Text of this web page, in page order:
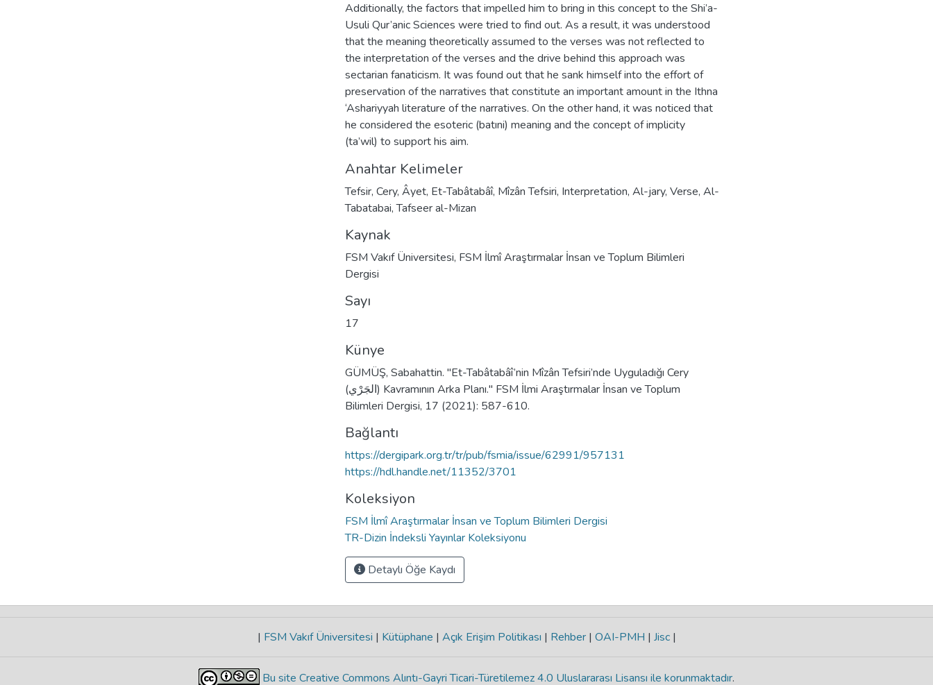
Additionally, the factors that impelled him to bring in this concept to the Shi’a-
Usuli Qur’anic Sciences were tried to find out. As a result, it was understood
that the meaning theoretically assumed to the verses was not reflected to
the interpretation of the verses and the drive behind this approach was
sectarian fanaticism. It was found out that he sank himself into the effort of
preservation of the narratives that constitute an important amount in the Ithna
‘Ashariyyah literature of the narratives. On the other hand, it was noticed that
he considered the esoteric (batıni) meaning and the concept of implicity
(ta’wil) to support his aim.
Anahtar Kelimeler
Tefsir, Cery, Âyet, Et-Tabâtabâî, Mîzân Tefsiri, Interpretation, Al-jary, Verse, Al-
Tabatabai,Tafseer al-Mizan
Kaynak
FSM Vakıf Üniversitesi, FSM İlmî Araştırmalar İnsan ve Toplum Bilimleri
Dergisi
Sayı
17
Künye
GÜMÜŞ, Sabahattin. "Et-Tabâtabâî’nin Mîzân Tefsiri’nde Uyguladığı Cery
(الجَرْي) Kavramının Arka Planı." FSM İlmi Araştırmalar İnsan ve Toplum
Bilimleri Dergisi, 17 (2021): 587-610.
Bağlantı
https://dergipark.org.tr/tr/pub/fsmia/issue/62991/957131
https://hdl.handle.net/11352/3701
Koleksiyon
FSM İlmî Araştırmalar İnsan ve Toplum Bilimleri Dergisi
TR-Dizin İndeksli Yayınlar Koleksiyonu
Detaylı Öğe Kaydı
| FSM Vakıf Üniversitesi | Kütüphane | Açık Erişim Politikası | Rehber | OAI-PMH | Jisc |
Bu site Creative Commons Alıntı-Gayri Ticari-Türetilemez 4.0 Uluslararası Lisansı ile korunmaktadır.